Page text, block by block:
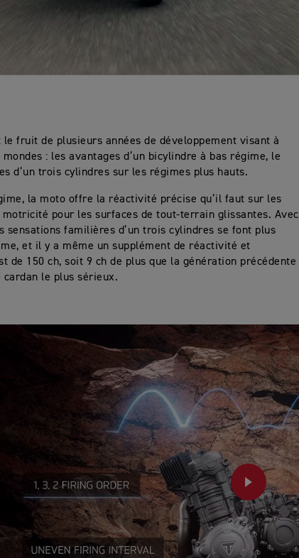
le fruit de plusieurs années de développement visant à
: les avantages d’un bicylindre à bas régime, le
d’un trois cylindres sur les régimes plus hauts.
la moto offre la réactivité précise qu’il faut sur les
pour les surfaces de tout-terrain glissantes. Avec
sensations familières d’un trois cylindres se font plus
et il y a même un supplément de réactivité et
de 150 ch, soit 9 ch de plus que la génération précédente
le plus sérieux.
PLAY